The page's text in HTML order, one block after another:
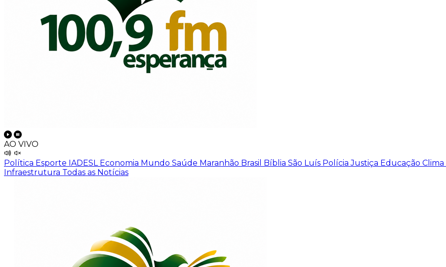
AO VIVO
Política Esporte IADESL Economia Mundo Saúde Maranhão Brasil Bíblia São Luís PolíciaJustiça Educação Clima
Infraestrutura Todas as Notícias